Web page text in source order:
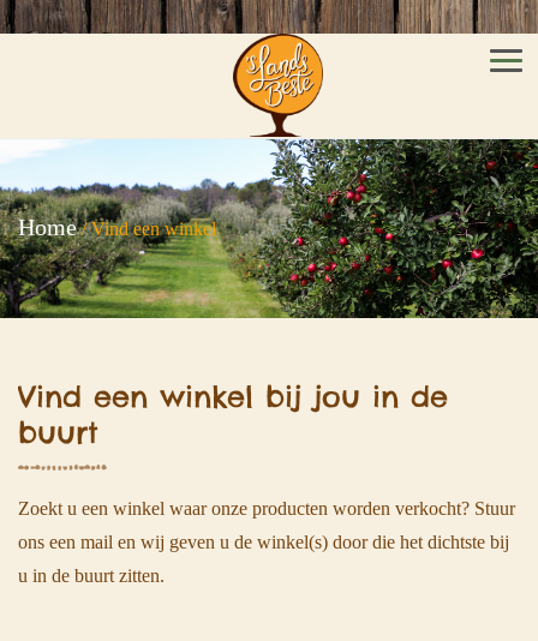
Home/Vind een winkel
Vind een winkel bij jou in de
buurt
Zoekt u een winkel waar onze producten worden verkocht? Stuur
ons een mail en wij geven u de winkel(s) door die het dichtste bij
u in de buurt zitten.